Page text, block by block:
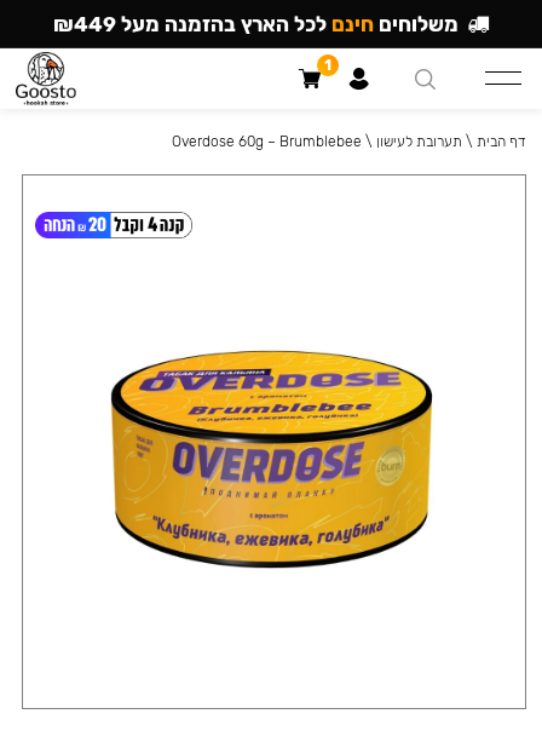
דף הבית \ תערובת לעישון \
Overdose 60g – Brumblebee
משלוחים חינם לכל הארץ בהזמנה מעל ₪449
1